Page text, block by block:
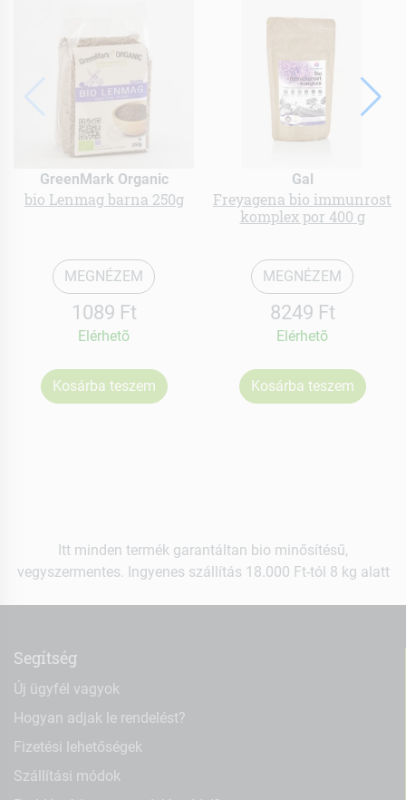
GreenMark Organic
bio Lenmag barna 250g
MEGNÉZEM
1089 Ft
Elérhetõ
Kosárba teszem
Gal
Freyagena bio immunrost
komplex por 400 g
MEGNÉZEM
8249 Ft
Elérhetõ
Kosárba teszem
Itt minden termék garantáltan bio minősítésű,
vegyszermentes. Ingyenes szállítás 18.000 Ft-tól 8 kg alatt
Segítség
Új ügyfél vagyok
Hogyan adjak le rendelést?
Fizetési lehetőségek
Szállítási módok